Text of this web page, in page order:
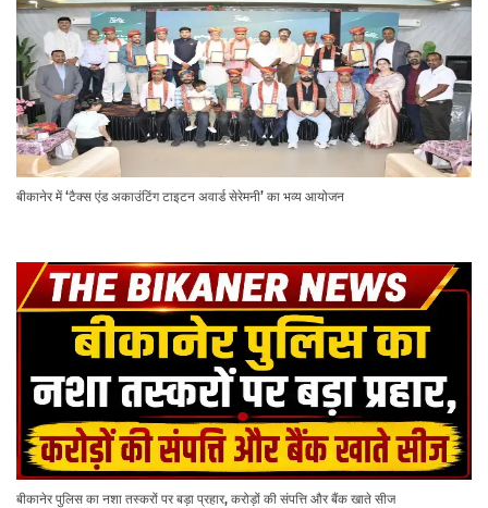
बीकानेर में ‘टैक्स एंड अकाउंटिंग टाइटन अवार्ड सेरेमनी’ का भव्य आयोजन
बीकानेर पुलिस का नशा तस्करों पर बड़ा प्रहार, करोड़ों की संपत्ति और बैंक खाते सीज